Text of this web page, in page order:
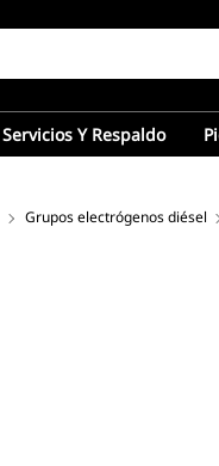
Servicios Y Respaldo
Grupos electrógenos diésel